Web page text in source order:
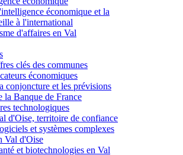
économique et la
à l'international
d'affaires en Val
clés des communes
économiques
conjoncture et les prévisions
la Banque de France
technologiques
d'Oise, territoire de confiance
et systèmes complexes
Val d'Oise
et biotechnologies en Val